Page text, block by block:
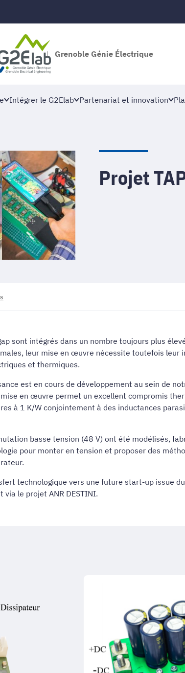
Grenoble Génie Électrique
Intégrer le G2Elab Partenariat et innovation
Projet
sont intégrés dans un nombre toujours plus
leur mise en œuvre nécessite toutefois leur
et thermiques.
est en cours de développement au sein de
en œuvre permet un excellent compromis
à 1 K/W conjointement à des inductances
basse tension (48 V) ont été modélisés,
pour monter en tension et proposer des
technologique vers une future start-up issue
le projet ANR DESTINI.